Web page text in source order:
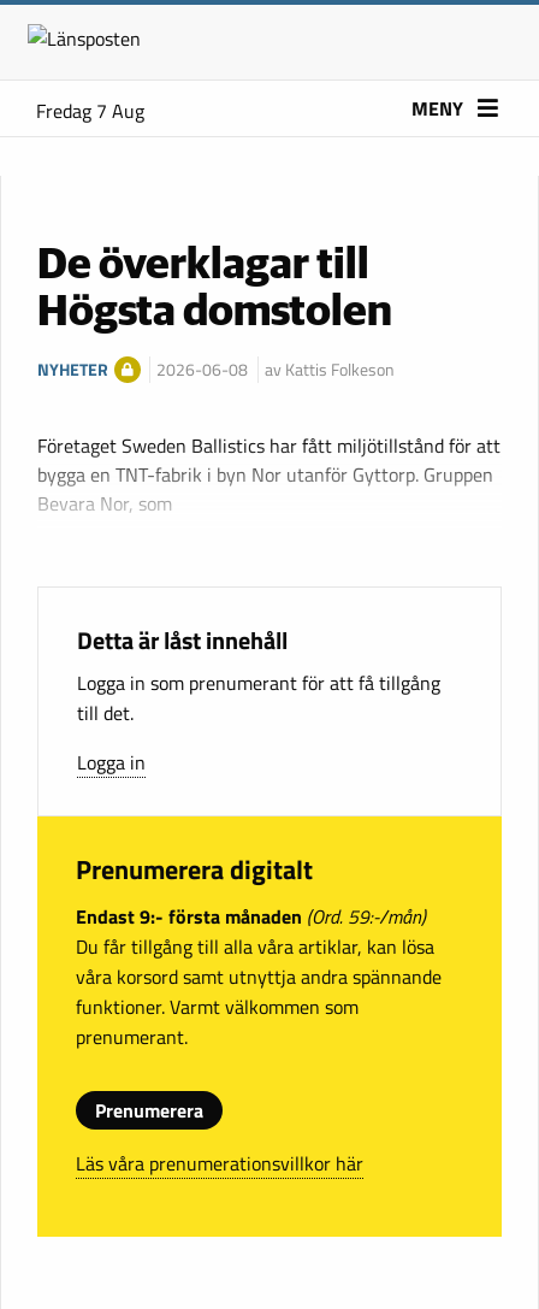
Fredag 7 Aug MENY
De överklagar till
Högsta domstolen
NYHETER 2026-06-08 av Kattis Folkeson
Företaget Sweden Ballistics har fått miljötillstånd för att
bygga en TNT-fabrik i byn Nor utanför Gyttorp. Gruppen
Bevara Nor, som
Detta är låst innehåll
Logga in som prenumerant för att få tillgång
till det.
Logga in
Prenumerera digitalt
Endast 9:- första månaden (Ord. 59:-/mån)
Du får tillgång till alla våra artiklar, kan lösa
våra korsord samt utnyttja andra spännande
funktioner. Varmt välkommen som
prenumerant.
Prenumerera
Läs våra prenumerationsvillkor här